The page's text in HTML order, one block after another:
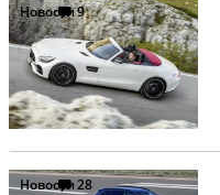
Новости9
Новости28